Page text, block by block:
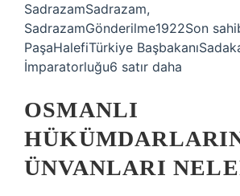
SadrazamSadrazam,
SadrazamGönderilme1922Son
PaşaHalefiTürkiye
İmparatorluğu6 satır daha
OSMANLI
ÜNVANLARI